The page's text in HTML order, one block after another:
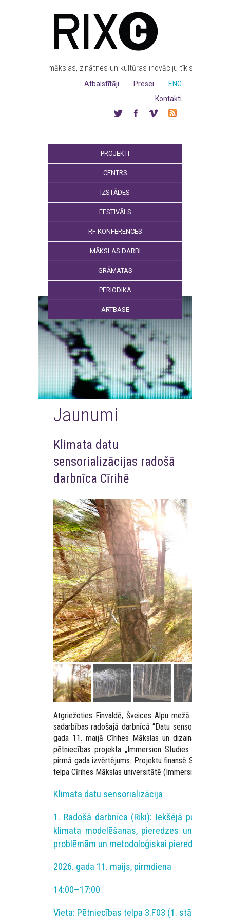
mākslas, zinātnes un kultūras inovāciju tīkls
ENG
Presei
Atbalstītāji
Kontakti
PROJEKTI
CENTRS
IZSTĀDES
FESTIVĀLS
RF KONFERENCES
MĀKSLAS DARBI
GRĀMATAS
PERIODIKA
ARTBASE
Jaunumi
Klimata datu
sensorializācijas radošā
darbnīca Cīrihē
Atgriežoties Finvaldē, Šveices Alpu mežā Valē, vēl
sadarbības radošajā darbnīcā “Datu
gada 11. maijā Cīrihes Mākslas un dizaina
pētniecības projekta „Immersion Studies for
pirmā gada izvērtējums. Projektu finansē SNSF
telpa Cīrihes Mākslas universitātē (Immersive Art
Klimata datu sensorializācija
1. Radošā darbnīca (Rīki): Iekšējā partneru
klimata modelēšanas, pieredzes un
problēmām un metodoloģiskai pieredzes
2026. gada 11. maijs, pirmdiena
14:00–17:00
Vieta: Pētniecības telpa 3.F03 (1. stāvs), Toni-